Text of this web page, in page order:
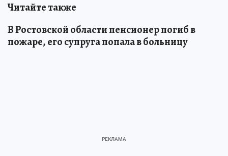
Читайте также
В Ростовской области пенсионер погиб в
пожаре, его супруга попала в больницу